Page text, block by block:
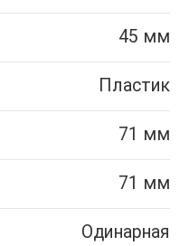
45 мм
Пластик
71 мм
71 мм
Одинарная